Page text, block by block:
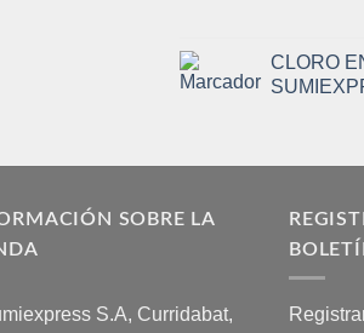
CLORO
SOBRE LA
S.A, Curridabat,